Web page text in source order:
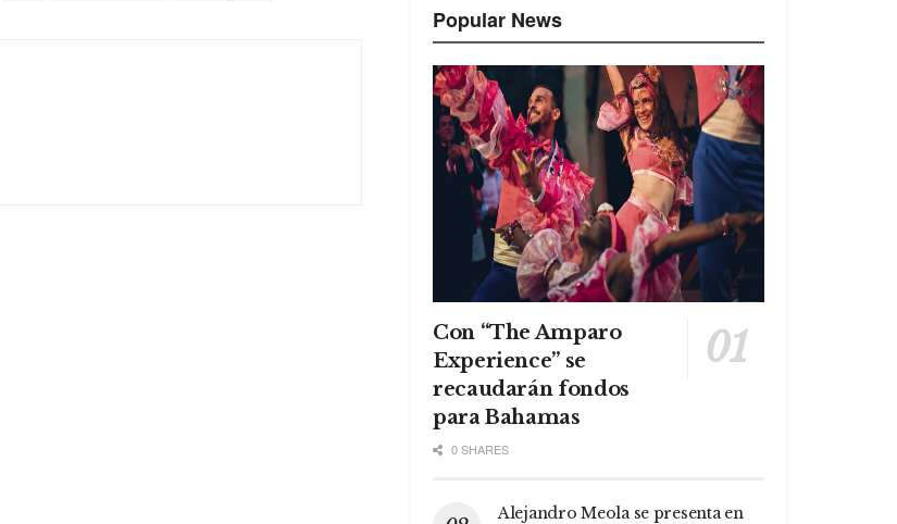
Popular News
Con “The Amparo
Experience” se
recaudarán fondos
para Bahamas
0 SHARES
Alejandro Meola se presenta en